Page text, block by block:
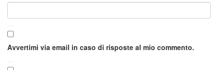
Avvertimi via email in caso di risposte al mio commento.